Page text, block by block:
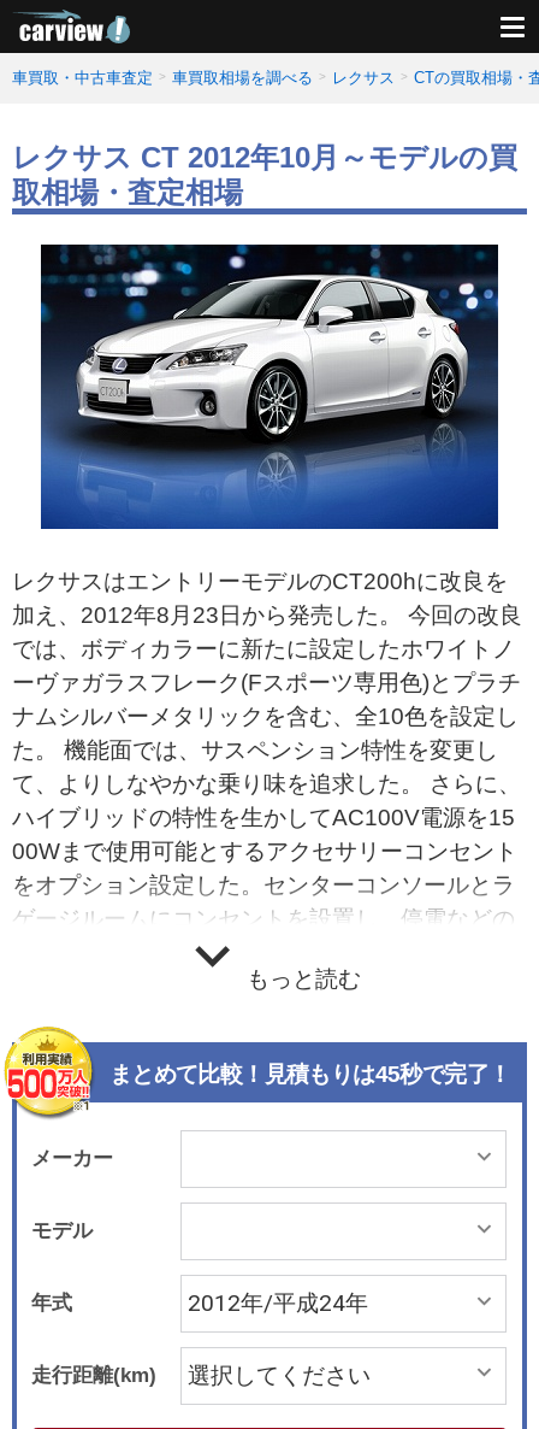
車買取・中古車査定 車買取相場を調べる レクサス CTの買取相場・
レクサス CT 2012年10月～モデルの買
取相場・査定相場
レクサスはエントリーモデルのCT200hに改良を
加え、2012年8月23日から発売した。 今回の改良
では、ボディカラーに新たに設定したホワイトノ
ーヴァガラスフレーク(Fスポーツ専用色)とプラチ
ナムシルバーメタリックを含む、全10色を設定し
た。 機能面では、サスペンション特性を変更し
て、よりしなやかな乗り味を追求した。 さらに、
ハイブリッドの特性を生かしてAC100V電源を15
00Wまで使用可能とするアクセサリーコンセント
をオプション設定した。センターコンソールとラ
ゲージルームにコンセントを設置し、停電などの
非常時に車両を発電機として活用が可能だ。 この
ほか、フロントドアに撥水機能付きスーパーUVカ
パワーシートをバージョンLに標準装備し、Fスポ
ーツは専用本革シートにオプションするなど、快
適性を高めた。 2012年10月にはCT200h標準仕様
をベースに“version C”の装備に加え、専用L te
x（エルテックス）シートを特別装備し、ミディア
ムシルバーのオーナメントパネル（専用メタリッ
クフィル ム）を採用するなど、よりスタイリッシ
ュな室内空間を実現した特別仕様車“クリエイティ
ブ テキスタイル インテリア”を発売した。
もっと読む
まとめて比較！見積もりは45秒で完了！
メーカー
モデル
年式
走行距離(km)